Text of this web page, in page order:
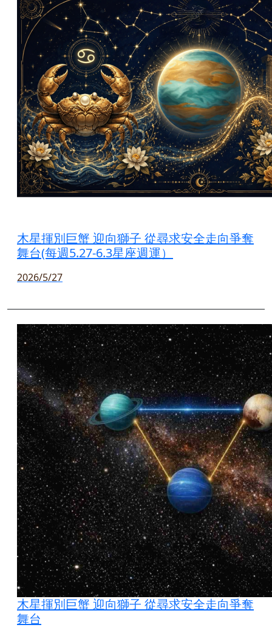
木星揮別巨蟹 迎向獅子 從尋求安全走向爭奪
舞台(每週5.27-6.3星座週運）
2026/5/27
木星揮別巨蟹 迎向獅子 從尋求安全走向爭奪
舞台